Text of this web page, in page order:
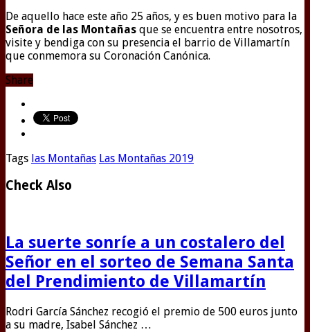
De aquello hace este año 25 años, y es buen motivo para la
Señora de las Montañas que se encuentra entre nosotros,
visite y bendiga con su presencia el barrio de Villamartín
que conmemora su Coronación Canónica.
Share
Tags las Montañas Las Montañas 2019
Check Also
La suerte sonríe a un costalero del
Señor en el sorteo de Semana Santa
del Prendimiento de Villamartín
Rodri García Sánchez recogió el premio de 500 euros junto
a su madre, Isabel Sánchez …